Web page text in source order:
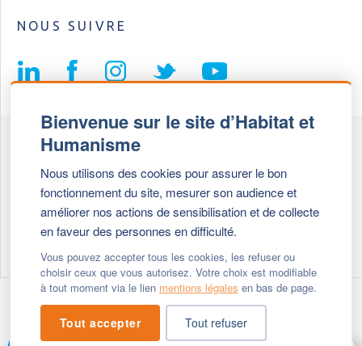
Bienvenue sur le site d’Habitat et
Humanisme
Nous utilisons des cookies pour assurer le bon
fonctionnement du site, mesurer son audience et
améliorer nos actions de sensibilisation et de collecte
en faveur des personnes en difficulté.
Vous pouvez accepter tous les cookies, les refuser ou
choisir ceux que vous autorisez. Votre choix est modifiable
à tout moment via le lien mentions légales en bas de page.
Tout accepter Tout refuser
NOUS SUIVRE
69647 Caluire et Cuire cedex
+ 33 (0)4 72 27 42 58
- © 2026 Habitat & Humanisme